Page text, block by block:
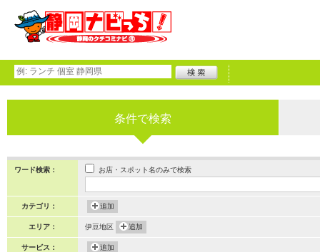
条件で検索
ワード検索： お店・スポット名のみで検索
カテゴリ： 追加
エリア： 伊豆地区 追加
サービス： 追加